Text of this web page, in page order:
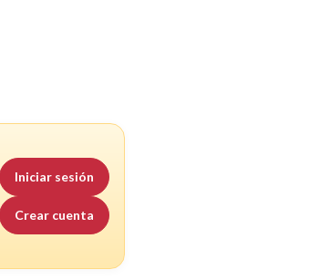
Iniciar sesión
Crear cuenta